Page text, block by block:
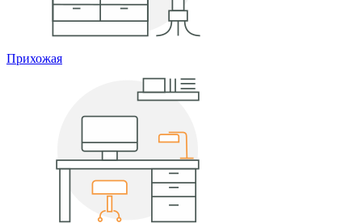
Прихожая